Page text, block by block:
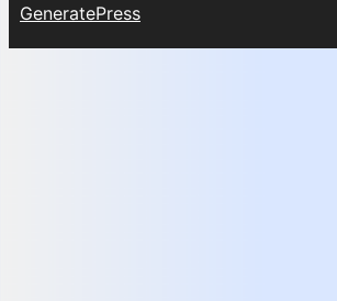
GeneratePress